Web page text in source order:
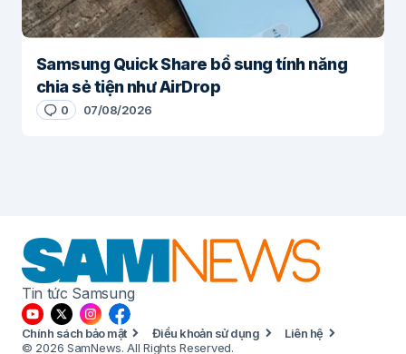
Samsung Quick Share bổ sung tính năng
chia sẻ tiện như AirDrop
0 07/08/2026
Tin tức Samsung
Chính sách bảo mật Điều khoản sử dụng
Liên hệ
© 2026 SamNews. All Rights Reserved.